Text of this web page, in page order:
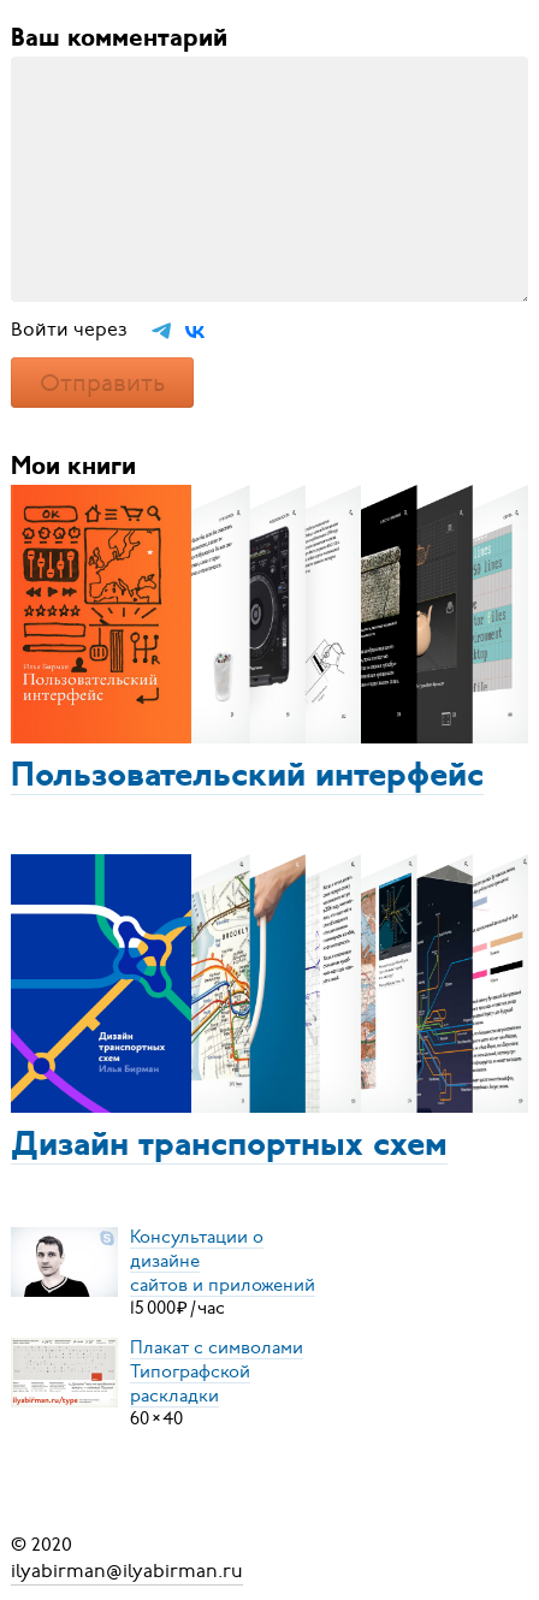
Ваш комментарий
Войти через
Отправить
Мои книги
Пользовательский интерфейс
Дизайн транспортных схем
Консультации о
дизайне
сайтов и приложений
15000₽ /час
Плакат с символами
Типографской
раскладки
60×40
© 2020
ilyabirman@ilyabirman.ru